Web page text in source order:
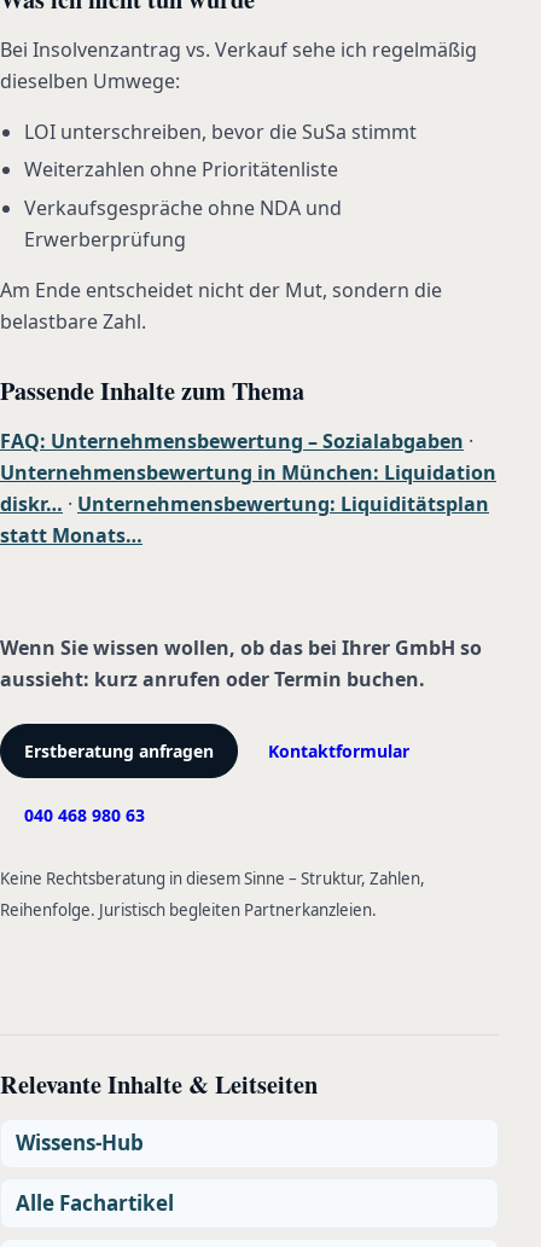
Bei Insolvenzantrag vs. Verkauf sehe ich regelmäßig
dieselben Umwege:
LOI unterschreiben, bevor die SuSa stimmt
Weiterzahlen ohne Prioritätenliste
Verkaufsgespräche ohne NDA und
Erwerberprüfung
Am Ende entscheidet nicht der Mut, sondern die
belastbare Zahl.
Passende Inhalte zum Thema
FAQ: Unternehmensbewertung – Sozialabgaben ·
Unternehmensbewertung in München: Liquidation
diskr… · Unternehmensbewertung: Liquiditätsplan
statt Monats…
Wenn Sie wissen wollen, ob das bei Ihrer GmbH so
aussieht: kurz anrufen oder Termin buchen.
Erstberatung anfragen Kontaktformular
040 468 980 63
Keine Rechtsberatung in diesem Sinne – Struktur, Zahlen,
Reihenfolge. Juristisch begleiten Partnerkanzleien.
Relevante Inhalte & Leitseiten
Wissens-Hub
Alle Fachartikel